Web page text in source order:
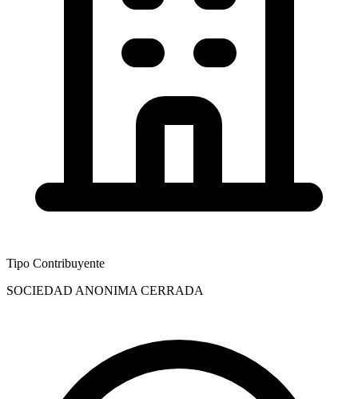
Tipo Contribuyente
SOCIEDAD ANONIMA CERRADA